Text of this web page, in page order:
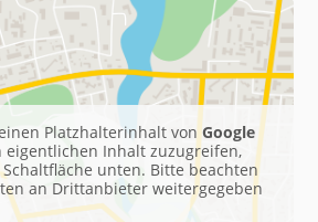
Platzhalterinhalt vonGoogle
eigentlichen Inhalt zuzugreifen,
unten. Bitte beachten
an Drittanbieter weitergegeben